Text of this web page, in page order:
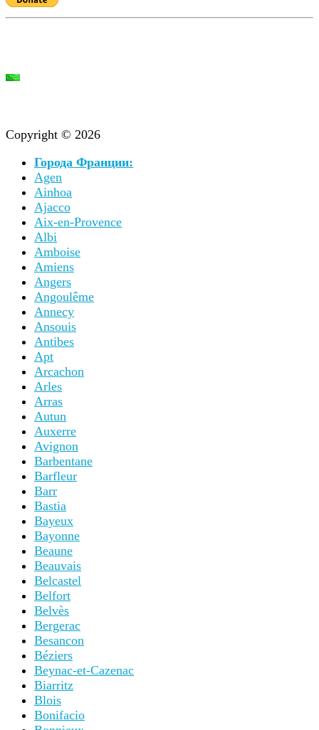
Copyright © 2026
Города Франции:
Agen
Ainhoa
Ajacco
Aix-en-Provence
Albi
Amboise
Amiens
Angers
Angoulême
Annecy
Ansouis
Antibes
Apt
Arcachon
Arles
Arras
Autun
Auxerre
Avignon
Barbentane
Barfleur
Barr
Bastia
Bayeux
Bayonne
Beaune
Beauvais
Belcastel
Belfort
Belvès
Bergerac
Besancon
Béziers
Beynac-et-Cazenac
Biarritz
Blois
Bonifacio